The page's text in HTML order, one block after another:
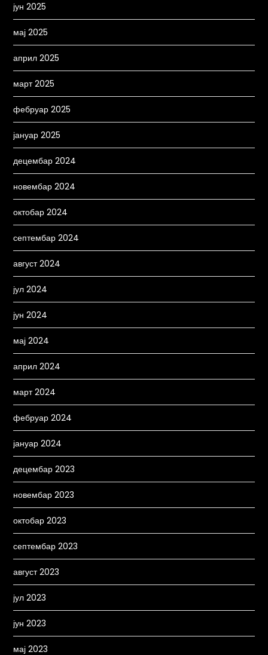
јун 2025
мај 2025
април 2025
март 2025
фебруар 2025
јануар 2025
децембар 2024
новембар 2024
октобар 2024
септембар 2024
август 2024
јул 2024
јун 2024
мај 2024
април 2024
март 2024
фебруар 2024
јануар 2024
децембар 2023
новембар 2023
октобар 2023
септембар 2023
август 2023
јул 2023
јун 2023
мај 2023